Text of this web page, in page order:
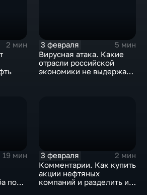
2 мин
3 февраля
5 мин
Вирусная атака. Какие
отрасли российской
экономики не выдержат
19 мин
по
3 февраля
2 мин
Комментарии. Как купить
акции нефтяных
компаний и разделить их